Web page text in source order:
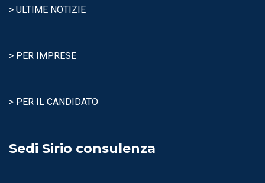
> ULTIME NOTIZIE
> PER IMPRESE
> PER IL CANDIDATO
Sedi Sirio consulenza